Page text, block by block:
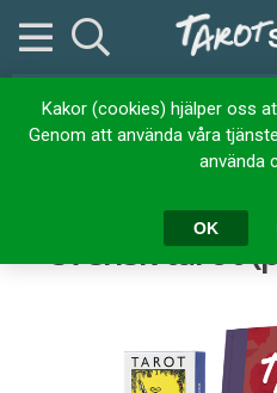
Kakor (cookies) hjälper oss
Genom att använda våra
använda
OK
Hem Kortlekar
Tarotpaket: Tarot bok +
Tarotpaket:
svensk tarot